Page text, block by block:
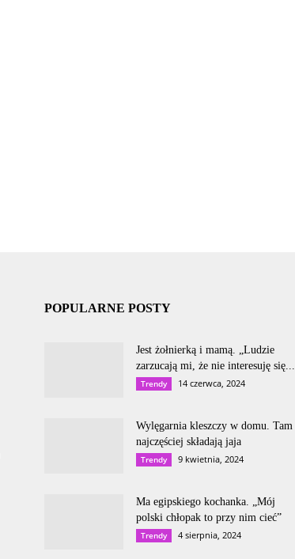
POPULARNE POSTY
Jest żołnierką i mamą. „Ludzie
zarzucają mi, że nie interesuję się...
Trendy 14 czerwca, 2024
Wylęgarnia kleszczy w domu. Tam
najczęściej składają jaja
Trendy 9 kwietnia, 2024
Ma egipskiego kochanka. „Mój
polski chłopak to przy nim cieć”
Trendy 4 sierpnia, 2024